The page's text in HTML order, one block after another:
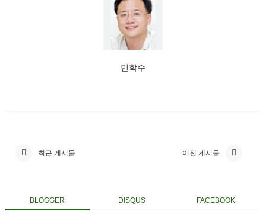
민학수
최근 게시물 이전 게시물
BLOGGER DISQUS FACEBOOK